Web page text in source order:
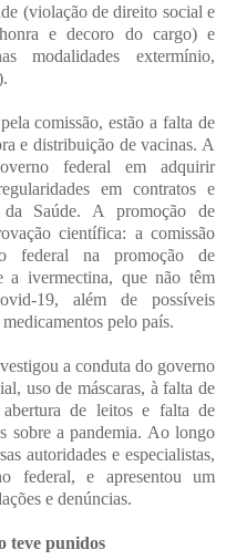
(violação de direito social e
e decoro do cargo) e
modalidades extermínio,
comissão, estão a falta de
e distribuição de vacinas. A
federal em adquirir
em contratos e
Saúde. A promoção de
científica: a comissão
federal na promoção de
a ivermectina, que não têm
19, além de possíveis
pelo país.
a conduta do governo
uso de máscaras, à falta de
de leitos e falta de
sobre a pandemia. Ao longo
autoridades e especialistas,
federal, e apresentou um
e denúncias.
teve punidos